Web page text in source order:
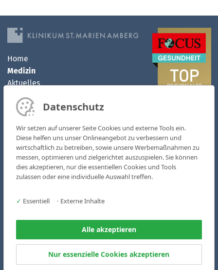
Home
Medizin
Aktuelles
Klinikum
MVZ
Karriere
Kliniken & Fachbereiche
Medizinische Zentren
AOZ - Ambulantes OP-Zentrum
Pflege & Soziales
Notfall
Datenschutz
Wir setzen auf unserer Seite Cookies und externe Tools ein.
Diese helfen uns unser Onlineangebot zu verbessern und
wirtschaftlich zu betreiben, sowie unsere Werbemaßnahmen zu
messen, optimieren und zielgerichtet auszuspielen. Sie können
dies akzeptieren, nur die essentiellen Cookies und Tools
zulassen oder eine individuelle Auswahl treffen.
✓ Essentiell • Externe Inhalte
Alle akzeptieren
Nur essenzielle Cookies akzeptieren